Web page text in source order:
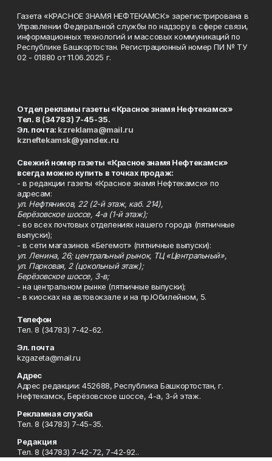
Газета «КРАСНОЕ ЗНАМЯ НЕФТЕКАМСК» зарегистрирована в
Управлении Федеральной службы по надзору в сфере связи,
информационных технологий и массовых коммуникаций по
Республике Башкортостан. Регистрационный номер ПИ № ТУ
02 - 01880 от 11.06.2025 г.
Отдел рекламы газеты «Красное знамя Нефтекамск»
Тел. 8 (34783) 7-45-35.
Эл. почта: kzreklama@mail.ru
kzneftekamsk@yandex.ru
Свежий номер газеты «Красное знамя Нефтекамск»
всегда можно купить в точках продаж:
- в редакции газеты «Красное знамя Нефтекамск» по
адресам:
ул. Нефтяников, 22 (2-й этаж, каб. 214),
Берёзовское шоссе, 4-а (1-й этаж);
- во всех почтовых отделениях нашего города (пятничные
выпуски);
- в сети магазинов «Бегемот» (пятничные выпуски):
ул. Ленина, 26; центральный рынок, ТЦ «Центральный»,
ул. Парковая, 2 (цокольный этаж);
Берёзовское шоссе, 3-в;
- на центральном рынке (пятничные выпуски);
- в киосках на автовокзале и на пр.Юбилейном, 5.
Телефон
Тел. 8 (34783) 7-42-62.
Эл. почта
kzgazeta@mail.ru
Адрес
Адрес редакции: 452688, Республика Башкортостан, г.
Нефтекамск, Берёзовское шоссе, 4-а, 3-й этаж.
Рекламная служба
Тел. 8 (34783) 7-45-35.
Редакция
Тел. 8 (34783) 7-42-72, 7-42-92..